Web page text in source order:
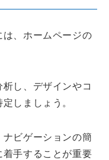
、ホームページの
し、デザインやコ
しましょう。
ビゲーションの簡
手することが重要